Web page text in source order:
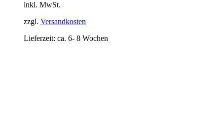
inkl. MwSt.
zzgl. Versandkosten
Lieferzeit: ca. 6- 8 Wochen